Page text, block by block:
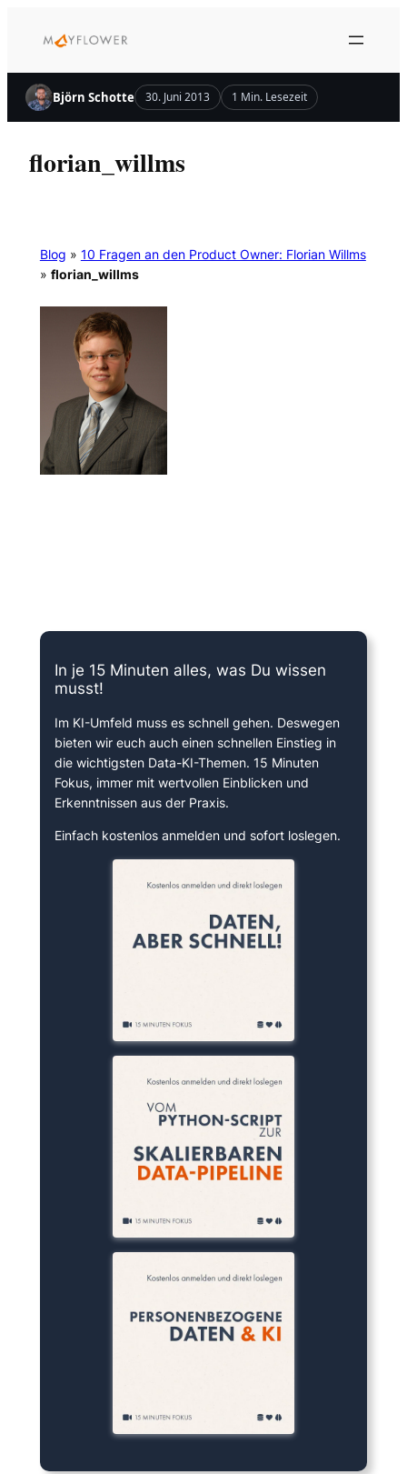
Inhalt
Björn Schotte 30. Juni 2013 1 Min. Lesezeit
florian_willms
Blog » 10 Fragen an den Product Owner: Florian Willms
» florian_willms
In je 15 Minuten alles, was Du wissen
musst!
Im KI-Umfeld muss es schnell gehen. Deswegen
bieten wir euch auch einen schnellen Einstieg in
die wichtigsten Data-KI-Themen. 15 Minuten
Fokus, immer mit wertvollen Einblicken und
Erkenntnissen aus der Praxis.
Einfach kostenlos anmelden und sofort loslegen.